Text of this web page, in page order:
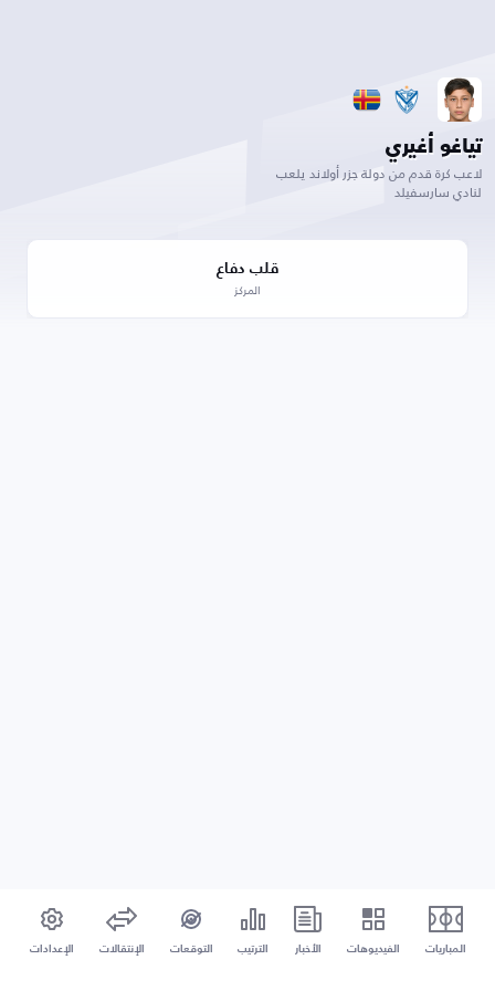
تياغو أغيري
لاعب كرة قدم من دولة جزر أولاند يلعب
لنادي سارسفيلد
قلب دفاع
المركز
المباريات الفيديوهات الأخبار الترتيب التوقعات الإنتقالات الإعدادات